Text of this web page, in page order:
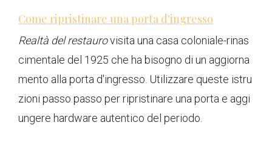
Come ripristinare una porta d'ingresso
Realtà del restaurovisita una casa coloniale-rinas
cimentale del 1925 che ha bisogno di un aggiorna
mento alla porta d'ingresso. Utilizzare queste istru
zioni passo passo per ripristinare una porta e aggi
ungere hardware autentico del periodo.